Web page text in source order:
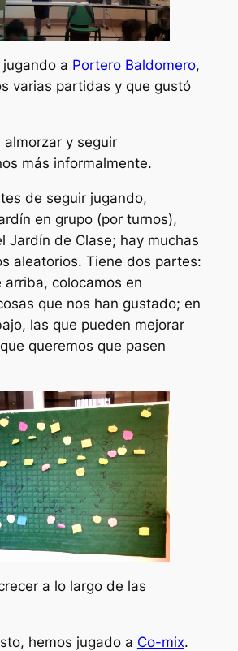
a Portero Baldomero,
varias partidas y que gustó
almorzar y seguir
más informalmente.
de seguir jugando,
en grupo (por turnos),
Jardín de Clase; hay muchas
aleatorios. Tiene dos partes:
colocamos en
que nos han gustado; en
las que pueden mejorar
queremos que pasen
a lo largo de las
hemos jugado a Co-mix.